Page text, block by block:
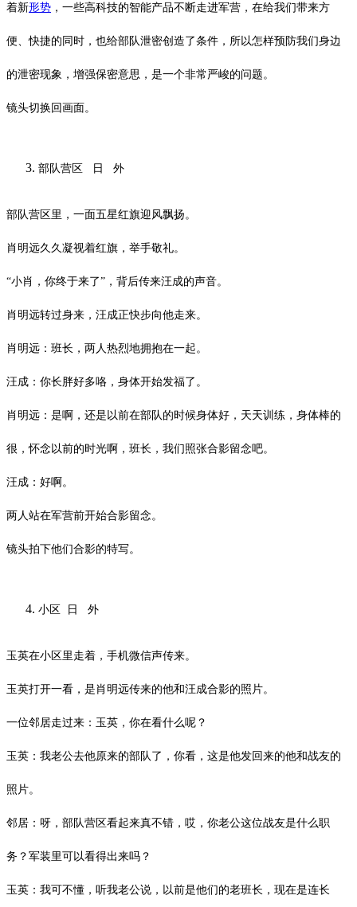
着新形势 ，一些高科技的智能产品不断走进军营，在给我们带来方
便、快捷的同时，也给部队泄密创造了条件，所以怎样预防我们身边
的泄密现象，增强保密意思，是一个非常严峻的问题。
镜头切换回画面。
部队营区 日 外
部队营区里，一面五星红旗迎风飘扬。
肖明远久久凝视着红旗，举手敬礼。
“小肖，你终于来了”，背后传来汪成的声音。
肖明远转过身来，汪成正快步向他走来。
肖明远：班长，两人热烈地拥抱在一起。
汪成：你长胖好多咯，身体开始发福了。
肖明远：是啊，还是以前在部队的时候身体好，天天训练，身体棒的
很，怀念以前的时光啊，班长，我们照张合影留念吧。
汪成：好啊。
两人站在军营前开始合影留念。
镜头拍下他们合影的特写。
小区 日 外
玉英在小区里走着，手机微信声传来。
玉英打开一看，是肖明远传来的他和汪成合影的照片。
一位邻居走过来：玉英，你在看什么呢？
玉英：我老公去他原来的部队了，你看，这是他发回来的他和战友的
照片。
邻居：呀，部队营区看起来真不错，哎，你老公这位战友是什么职
务？军装里可以看得出来吗？
玉英：我可不懂，听我老公说，以前是他们的老班长，现在是连长